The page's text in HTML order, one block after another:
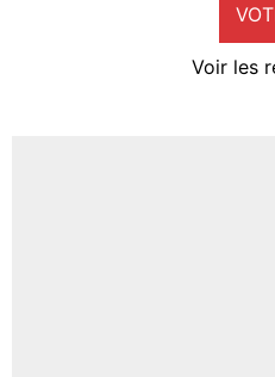
Voir les